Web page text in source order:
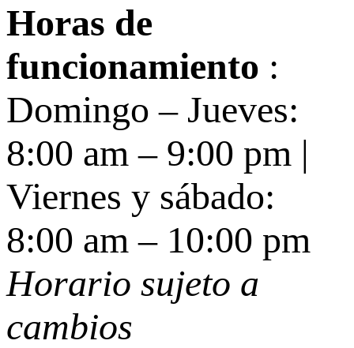
Horas de
funcionamiento :
Domingo – Jueves:
8:00 am – 9:00 pm |
Viernes y sábado:
8:00 am – 10:00 pm
Horario sujeto a
cambios